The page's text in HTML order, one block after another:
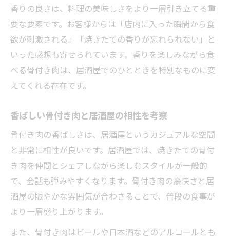
香りの良さは、料理の美味しさをより一層引き立てる重
要な要素です。お客様からは「店内に入った瞬間から食
欲が刺激される」「焼きたての香りが忘れられない」と
いった感想も寄せられています。香りを楽しみながら食
べる骨付き肉は、居酒屋でのひとときを特別なものに変
えてくれる存在です。
香ばしい骨付き肉と居酒屋の相性を考察
骨付き肉の香ばしさは、居酒屋というカジュアルな空間
と非常に相性が良いです。居酒屋では、焼きたての骨付
き肉を仲間とシェアしながら楽しむスタイルが一般的
で、会話も弾みやすくなります。骨付き肉の豪快さと居
酒屋の賑やかな雰囲気が合わさることで、普段の食事が
より一層盛り上がります。
また、骨付き肉はビールや日本酒などのアルコールとも